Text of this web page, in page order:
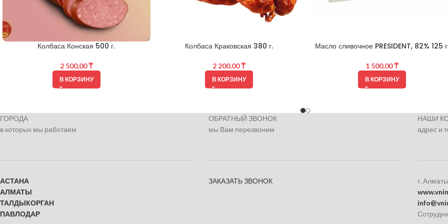
Колбаса Конская 500 г.
2 500,00₸
В КОРЗИНУ
Колбаса Краковская 380 г.
2 200,00₸
В КОРЗИНУ
Масло сливочное PRESIDENT, 82% 125
1 500,00₸
В КОРЗИНУ
ГОРОДА
в которых мы работаем
АСТАНА
АЛМАТЫ
ТАЛДЫКОРГАН
ПАВЛОДАР
ОБРАТНЫЙ ЗВОНОК
мы Вам перезвоним
ЗАКАЗАТЬ ЗВОНОК
НАШИ
адрес и
г.